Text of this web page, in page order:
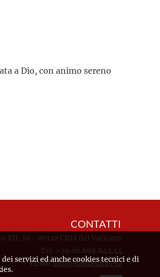
a Dio, con animo sereno
CONTATTI
XII, 10 - 00120 Città del Vaticano
Tel. +39.06.698.842.44
Emailinfo@causesanti.va
servizi ed anche cookies tecnici e di